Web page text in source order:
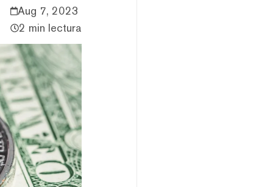
Aug 7, 2023
2 min lectura